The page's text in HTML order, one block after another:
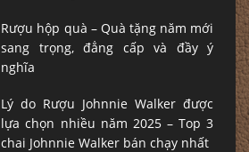
Rượu hộp quà – Quà tặng năm mới
sang trọng, đẳng cấp và đầy ý
nghĩa
Lý do Rượu Johnnie Walker được
lựa chọn nhiều năm 2025 – Top 3
chai Johnnie Walker bán chạy nhất